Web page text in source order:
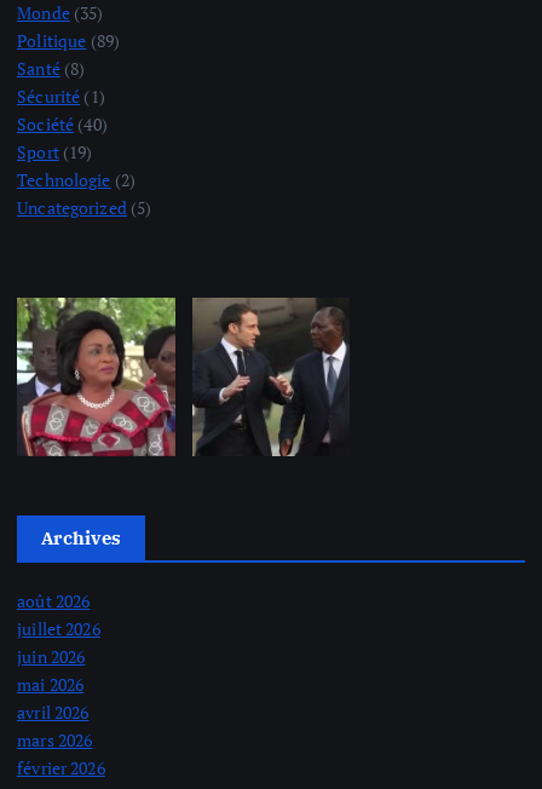
Monde(35)
Politique (89)
Santé(8)
Sécurité (1)
Société (40)
Sport(19)
Technologie (2)
Uncategorized(5)
Archives
août 2026
juillet 2026
juin 2026
mai 2026
avril 2026
mars 2026
février 2026